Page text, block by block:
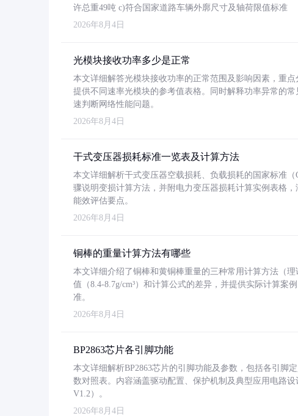
许总重49吨 c)符合国家道路车辆外廓尺寸及轴荷限值标准
2026年8月4日
光模块接收功率多少是正常
本文详细解答光模块接收功率的正常范围及影响因素，重
提供不同速率光模块的参考值表格。同时解释功率异常的
速判断网络性能问题。
2026年8月4日
干式变压器损耗标准一览表及计算方法
本文详细解析干式变压器空载损耗、负载损耗的国家标准
骤说明变损计算方法，并附电力变压器损耗计算实例表格
能效评估要点。
2026年8月4日
铜棒的重量计算方法有哪些
本文详细介绍了铜棒和黄铜棒重量的三种常用计算方法（
值（8.4-8.7g/cm³）和计算公式的差异，并提供实际计算案
准。
2026年8月4日
BP2863芯片各引脚功能
本文详细解析BP2863芯片的引脚功能及参数，包括各引脚
数对照表。内容涵盖驱动配置、保护机制及典型应用电路
V1.2）。
2026年8月4日